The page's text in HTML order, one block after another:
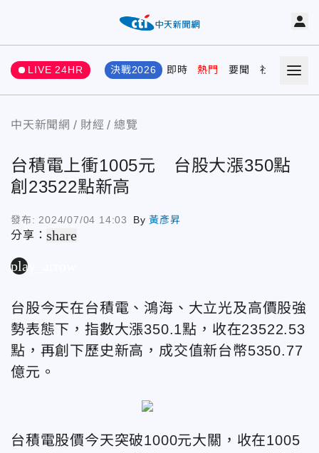
LIVE 24HR 決戰2026 即時 熱門 要聞 社會 娛樂
中天新聞網 財經 總覽
台積電上衝1005元 台股大漲350點
創23522點新高
發布: 2024/07/04 14:03 By黃彥昇
分享：share
play_arrow
台股今天在台積電、鴻海、大立光及高價股強
勢表態下，指數大漲350.1點，收在23522.53
點，再創下歷史新高，成交值新台幣5350.77
億元。
台積電股價今天突破1000元大關，收在1005